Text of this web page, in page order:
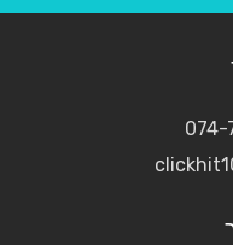
074-